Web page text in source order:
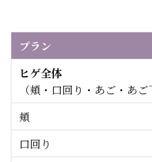
プラン
ヒゲ全体
（頬・口回り・あご・あご
頬
口回り